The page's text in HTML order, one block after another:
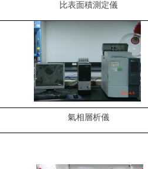
比表面積測定儀
氣相層析儀